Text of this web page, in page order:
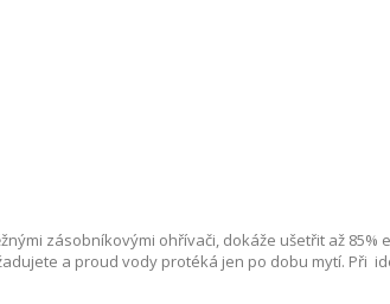
zásobníkovými ohřívači, dokáže ušetřit až
a proud vody protéká jen po dobu mytí. Při